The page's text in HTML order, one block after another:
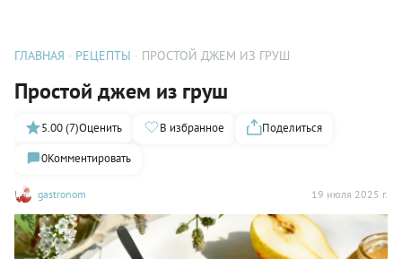
ГЛАВНАЯ РЕЦЕПТЫ ПРОСТОЙ ДЖЕМ ИЗ ГРУШ
Простой джем из груш
gastronom 19 июля 2025 г.
5.00 (7)Оценить В избранное
Поделиться
0Комментировать